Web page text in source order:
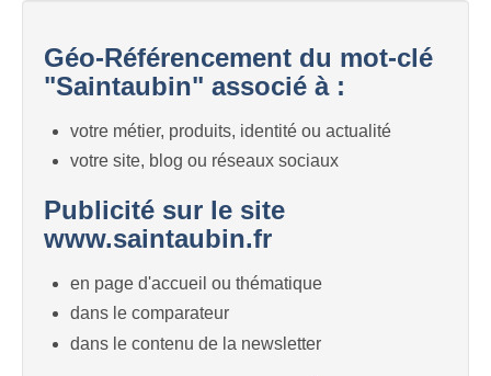
Géo-Référencement du mot-clé
"Saintaubin" associé à :
votre métier, produits, identité ou actualité
votre site, blog ou réseaux sociaux
Publicité sur le site
www.saintaubin.fr
en page d'accueil ou thématique
dans le comparateur
dans le contenu de la newsletter